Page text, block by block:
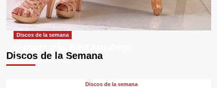
Discos de la Semana
Discos de la semana
29 septiembre, 2025
Discos de la semana